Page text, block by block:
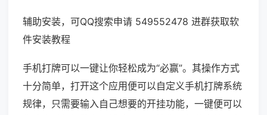
辅助安装，可QQ搜索申请 549552478 进群获取软
件安装教程
手机打牌可以一键让你轻松成为“必赢”。其操作方式
十分简单，打开这个应用便可以自定义手机打牌系统
规律，只需要输入自己想要的开挂功能，一键便可以